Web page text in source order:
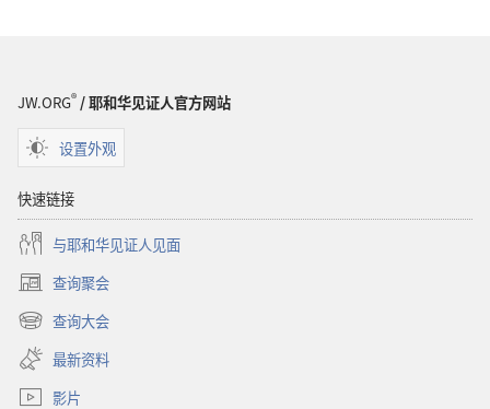
JW.ORG®/ 耶和华见证人官方网站
设置外观
快速链接
与耶和华见证人见面
查询聚会
（打
开
新
窗
口）
查询大会
（打
开
新
窗
最新资料
影片